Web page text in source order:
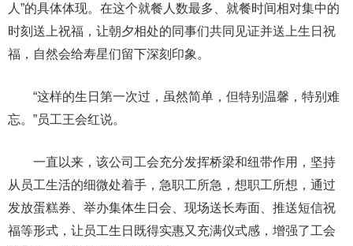
人”的具体体现。在这个就餐人数最多、就餐时间相对集中的
时刻送上祝福，让朝夕相处的同事们共同见证并送上生日祝
福，自然会给寿星们留下深刻印象。
“这样的生日第一次过，虽然简单，但特别温馨，特别难
忘。”员工王会红说。
一直以来，该公司工会充分发挥桥梁和纽带作用，坚持
从员工生活的细微处着手，急职工所急，想职工所想，通过
发放蛋糕券、举办集体生日会、现场送长寿面、推送短信祝
福等形式，让员工生日既得实惠又充满仪式感，增强了工会